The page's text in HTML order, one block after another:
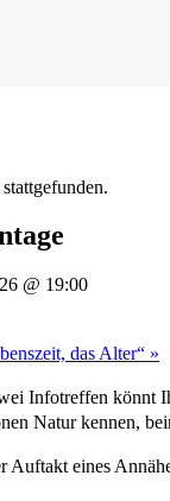
@ 19:00
das Alter“ »
Infotreffen könnt
Natur kennen,
Auftakt eines